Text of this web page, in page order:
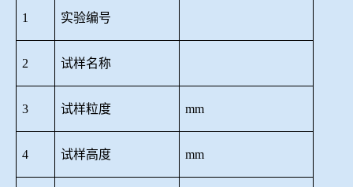
1 实验编号
2 试样名称
3 试样粒度 mm
4 试样高度 mm